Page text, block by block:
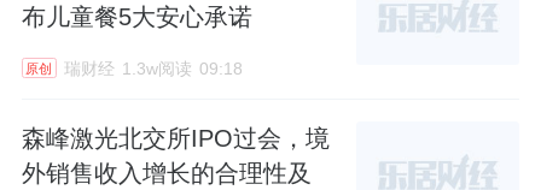
布儿童餐5大安心承诺
原创 瑞财经 1.3w阅读 09:18
森峰激光北交所IPO过会，境
外销售收入增长的合理性及